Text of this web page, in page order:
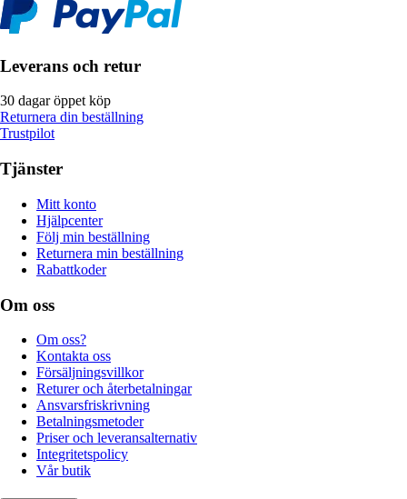
Leverans och retur
30 dagar öppet köp
Returnera din beställning
Trustpilot
Tjänster
Mitt konto
Hjälpcenter
Följ min beställning
Returnera min beställning
Rabattkoder
Om oss
Om oss?
Kontakta oss
Försäljningsvillkor
Returer och återbetalningar
Ansvarsfriskrivning
Betalningsmetoder
Priser och leveransalternativ
Integritetspolicy
Vår butik